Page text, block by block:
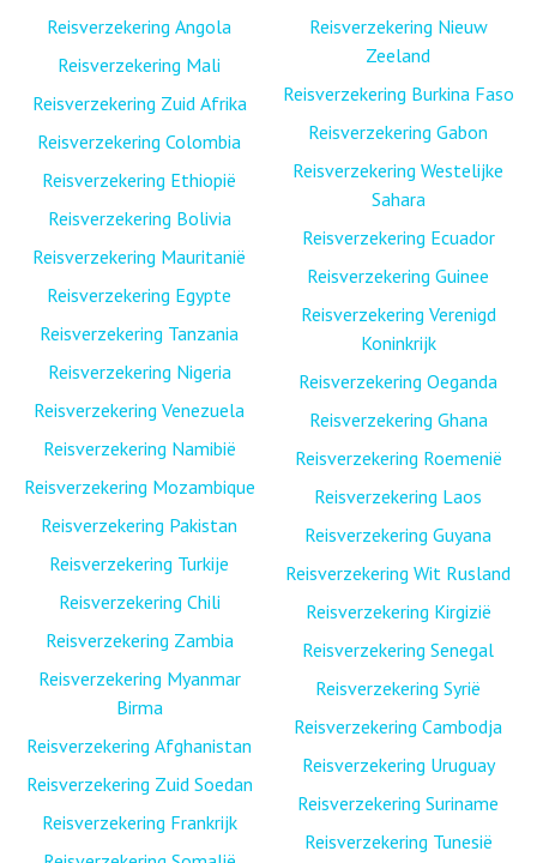
Reisverzekering Angola
Reisverzekering Mali
Reisverzekering Zuid Afrika
Reisverzekering Colombia
Reisverzekering Ethiopië
Reisverzekering Bolivia
Reisverzekering Mauritanië
Reisverzekering Egypte
Reisverzekering Tanzania
Reisverzekering Nigeria
Reisverzekering Venezuela
Reisverzekering Namibië
Reisverzekering Mozambique
Reisverzekering Pakistan
Reisverzekering Turkije
Reisverzekering Chili
Reisverzekering Zambia
Reisverzekering Myanmar
Birma
Reisverzekering Afghanistan
Reisverzekering Zuid Soedan
Reisverzekering Frankrijk
Reisverzekering Nieuw
Zeeland
Reisverzekering Burkina Faso
Reisverzekering Gabon
Reisverzekering Westelijke
Sahara
Reisverzekering Ecuador
Reisverzekering Guinee
Reisverzekering Verenigd
Koninkrijk
Reisverzekering Oeganda
Reisverzekering Ghana
Reisverzekering Roemenië
Reisverzekering Laos
Reisverzekering Guyana
Reisverzekering Wit Rusland
Reisverzekering Kirgizië
Reisverzekering Senegal
Reisverzekering Syrië
Reisverzekering Cambodja
Reisverzekering Uruguay
Reisverzekering Suriname
Reisverzekering Tunesië